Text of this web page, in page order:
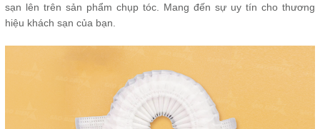
sạn lên trên sản phẩm chụp tóc. Mang đến sự uy tín cho thương
hiệu khách sạn của bạn.